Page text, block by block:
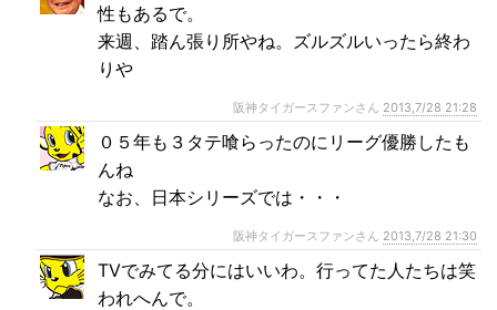
性もあるで。
来週、踏ん張り所やね。ズルズルいったら終わ
りや
阪神タイガースファンさん 2013,7/28 21:28
０５年も３タテ喰らったのにリーグ優勝したも
んね
なお、日本シリーズでは・・・
阪神タイガースファンさん 2013,7/28 21:30
TVでみてる分にはいいわ。行ってた人たちは笑
われへんで。